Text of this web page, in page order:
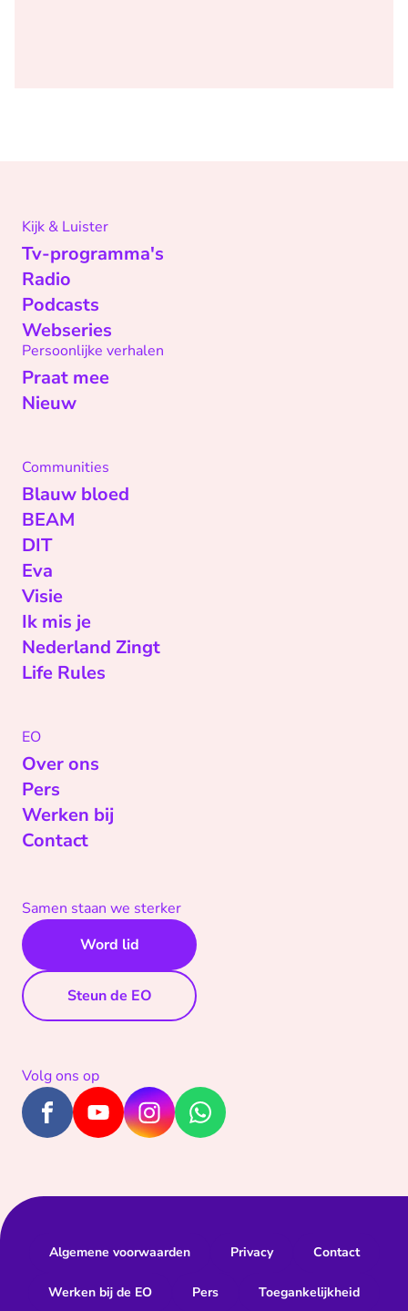
Kijk & Luister
Tv-programma's
Radio
Podcasts
Webseries
Persoonlijke verhalen
Praat mee
Nieuw
Communities
Blauw bloed
BEAM
DIT
Eva
Visie
Ik mis je
Nederland Zingt
Life Rules
EO
Over ons
Pers
Werken bij
Contact
Samen staan we sterker
Word lid
Steun de EO
Volg ons op
Algemene voorwaarden Privacy Contact
Werken bij de EO Pers Toegankelijkheid